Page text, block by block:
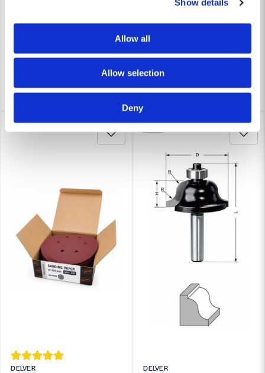
Show details
Allow all
Allow selection
Deny
36,5 kr
DELVER DELVER
-30%